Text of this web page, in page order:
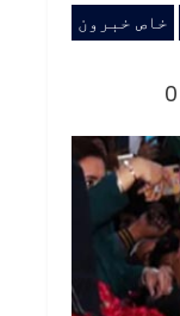
خاص خبرون